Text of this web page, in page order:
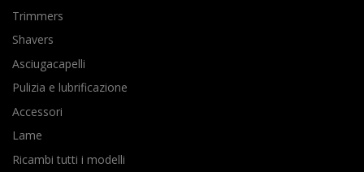
Trimmers
Shavers
Asciugacapelli
Pulizia e lubrificazione
Accessori
Lame
Ricambi tutti i modelli